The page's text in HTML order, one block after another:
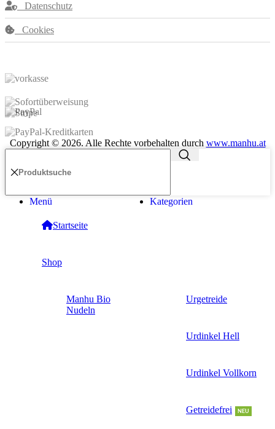
Datenschutz
Cookies
Copyright © 2026. Alle Rechte vorbehalten durch www.manhu.at
Menü Kategorien
Startseite
Shop
Manhu Bio
Nudeln
Urgetreide
Urdinkel Hell
Urdinkel Vollkorn
Getreidefrei NEU